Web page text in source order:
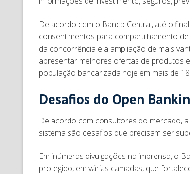
De acordo com o Banco Central, até o
consentimentos para compartilhamento
da concorrência e a ampliação de mais
apresentar melhores ofertas de produtos
população bancarizada hoje em mais de
Desafios do Open
De acordo com consultores do mercado,
sistema são desafios que precisam ser
Em inúmeras divulgações na imprensa, o
protegido, em várias camadas, que